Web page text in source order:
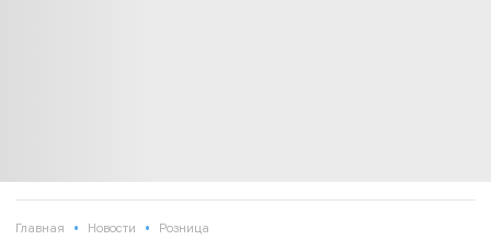
Главная • Новости • Розница